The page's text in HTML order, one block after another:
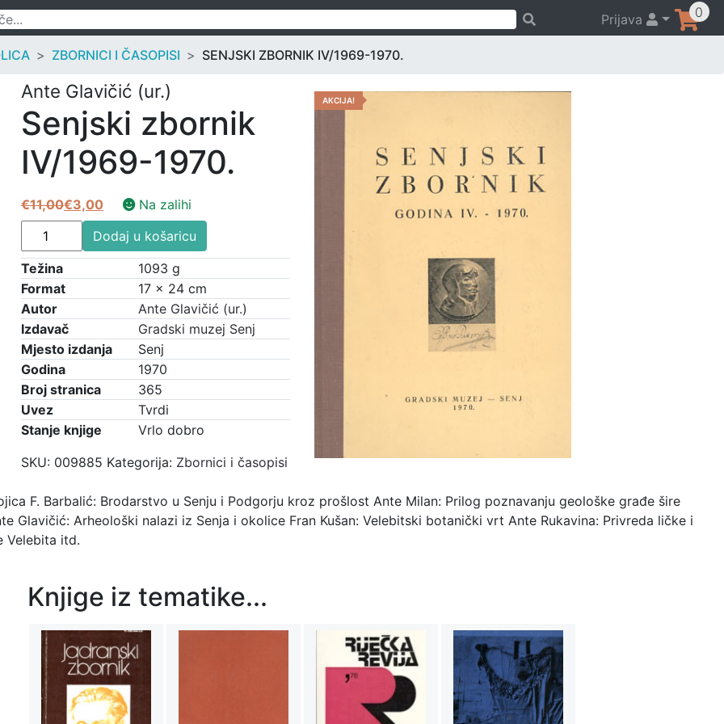
Prijava 0
ZBORNICI I ČASOPISI SENJSKI ZBORNIK IV/1969-1970.
Ante Glavičić (ur.)
Senjski zbornik
IV/1969-1970.
€11,00
Izvorna
cijena
bila
je:
€11,00.
€3,00
Trenutna
cijena
je:
€3,00.
Na zalihi
Senjski
zbornik
IV/1969-
1970.
količina
Dodaj u košaricu
Težina
1093 g
Format
17 × 24 cm
Autor
Ante Glavičić (ur.)
Izdavač
Gradski muzej Senj
Mjesto izdanja
Senj
Godina
1970
Broj stranica
365
Uvez
Tvrdi
Stanje knjige
Vrlo dobro
SKU: 009885 Kategorija: Zbornici i časopisi
AKCIJA!
F. Barbalić: Brodarstvo u Senju i Podgorju kroz prošlost Ante Milan: Prilog poznavanju geološke građe šire
Glavičić: Arheološki nalazi iz Senja i okolice Fran Kušan: Velebitski botanički vrt Ante Rukavina: Privreda ličke i
Velebita itd.
Knjige iz tematike...